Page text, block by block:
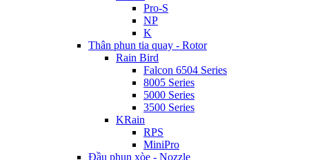
Pro-S
NP
K
Thân phun tia quay - Rotor
Rain Bird
Falcon 6504 Series
8005 Series
5000 Series
3500 Series
KRain
RPS
MiniPro
Đầu phun xòe - Nozzle